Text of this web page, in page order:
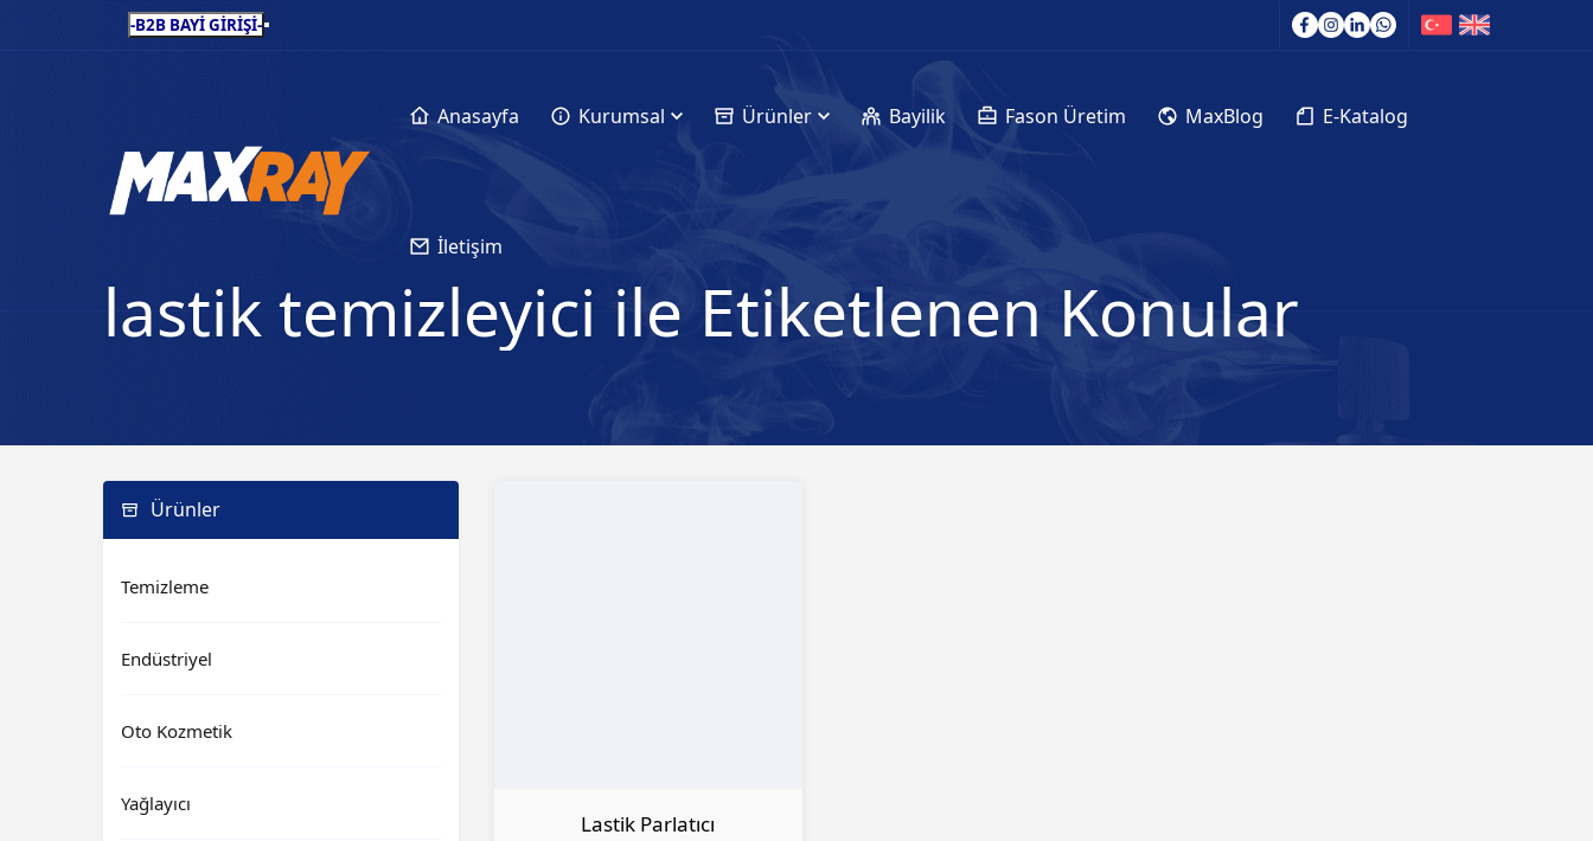
-B2B BAYİ GİRİŞİ-
Anasayfa Kurumsal Ürünler Bayilik Fason Üretim MaxBlog E-Katalog
İletişim
lastik temizleyici ile Etiketlenen Konular
Lastik Parlatıcı
Ürünler
Temizleme
Endüstriyel
Oto Kozmetik
Yağlayıcı